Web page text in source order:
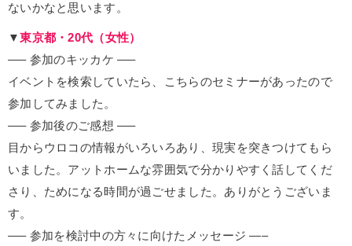
ないかなと思います。
▼東京都・20代（女性）
—– 参加のキッカケ —–
イベントを検索していたら、こちらのセミナーがあったので
参加してみました。
—– 参加後のご感想 —–
目からウロコの情報がいろいろあり、現実を突きつけてもら
いました。アットホームな雰囲気で分かりやすく話してくだ
さり、ためになる時間が過ごせました。ありがとうございま
す。
—– 参加を検討中の方々に向けたメッセージ —–